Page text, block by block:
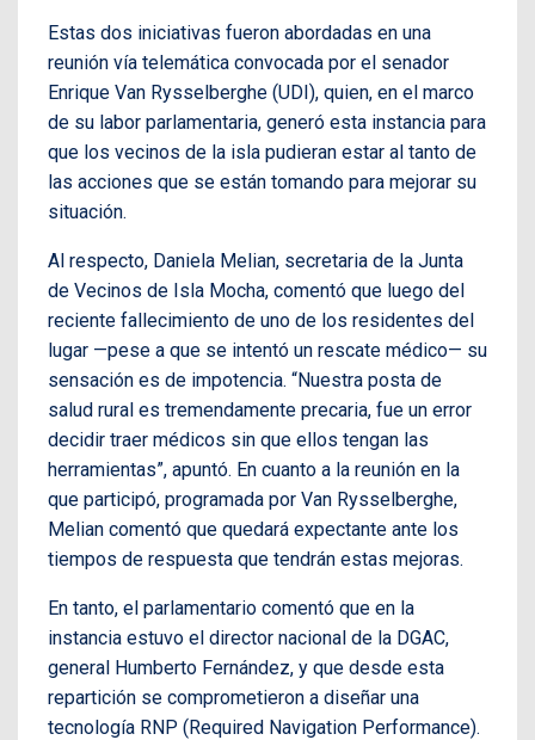
Estas dos iniciativas fueron abordadas en una
reunión vía telemática convocada por el senador
Enrique Van Rysselberghe (UDI), quien, en el marco
de su labor parlamentaria, generó esta instancia para
que los vecinos de la isla pudieran estar al tanto de
las acciones que se están tomando para mejorar su
situación.
Al respecto, Daniela Melian, secretaria de la Junta
de Vecinos de Isla Mocha, comentó que luego del
reciente fallecimiento de uno de los residentes del
lugar —pese a que se intentó un rescate médico— su
sensación es de impotencia. “Nuestra posta de
salud rural es tremendamente precaria, fue un error
decidir traer médicos sin que ellos tengan las
herramientas”, apuntó. En cuanto a la reunión en la
que participó, programada por Van Rysselberghe,
Melian comentó que quedará expectante ante los
tiempos de respuesta que tendrán estas mejoras.
En tanto, el parlamentario comentó que en la
instancia estuvo el director nacional de la DGAC,
general Humberto Fernández, y que desde esta
repartición se comprometieron a diseñar una
tecnología RNP (Required Navigation Performance).